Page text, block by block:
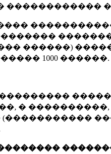
������)
1000 ������.
�